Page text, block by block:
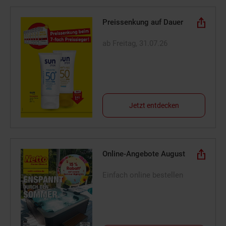
Preissenkung auf Dauer
Jetzt entdecken
Online-Angebote August